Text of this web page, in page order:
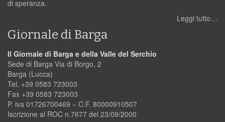
di speranza.
Leggi tutto…
Giornale di Barga
Il Giornale di Barga e della Valle del Serchio
Sede di Barga Via di Borgo, 2
Barga (Lucca)
Tel. +39 0583 723003
Fax +39 0583 723003
P. iva 01726700469 – C.F. 80000910507
Iscrizione al ROC n.7677 del 23/09/2000